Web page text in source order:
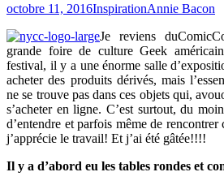
octobre 11, 2016InspirationAnnie Bacon
Je reviens
grande foire de culture Geek
festival, il y a une énorme salle
acheter des produits dérivés, mais
ne se trouve pas dans ces objets qui,
s’acheter en ligne. C’est surtout, du
d’entendre et parfois même de rencontrer
j’apprécie le travail! Et j’ai été gâtée!!!!
Il y a d’abord eu les tables rondes et